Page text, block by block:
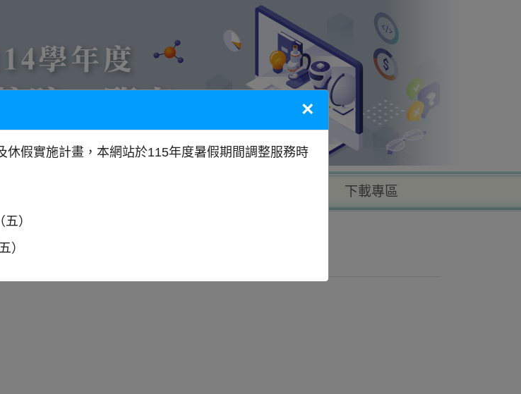
下載專區
×
休假實施計畫，本網站於115年度暑假期間調整服務時
）
）